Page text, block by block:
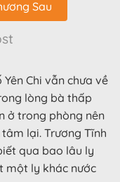
Sau
Chi vẫn chưa về
lòng bà thấp
ở trong phòng nên
lại. Trương Tĩnh
qua bao lâu ly
một ly khác nước